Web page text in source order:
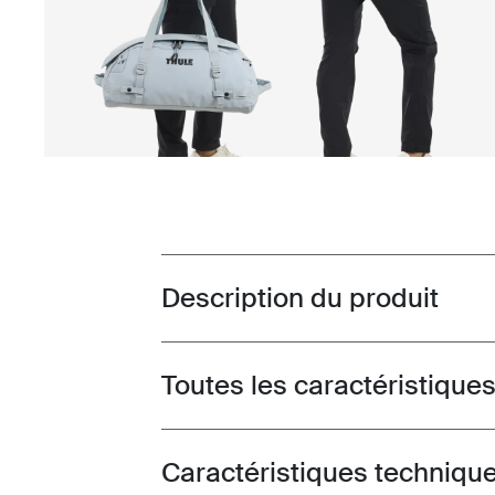
Toggle overview
Description du produit
Toggle features
Toutes les caractéristiques
Toggle techspec
Caractéristiques